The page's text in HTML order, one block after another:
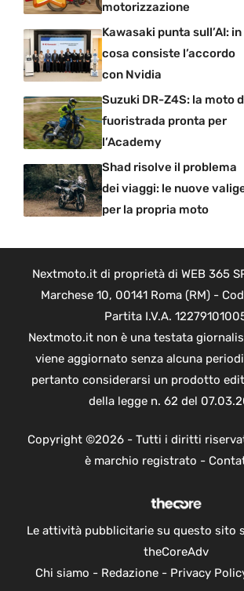
motorizzazione
Kawasaki punta sull’AI: in
cosa consiste l’accordo
con Nvidia
Suzuki DR-Z4S: la moto
fuoristrada pronta per
l’Academy
Shad risolve il problema
dei viaggi: le nuove
per la propria moto
Nextmoto.it di proprietà di WEB 365
Marchese 10, 00141 Roma (RM) -
Partita I.V.A.
Nextmoto.it non è una testata
viene aggiornato senza alcuna
pertanto considerarsi un prodotto
della legge n. 62 del
Copyright ©2026 - Tutti i diritti
è marchio registrato -
Le attività pubblicitarie su questo sito
theCoreAdv
Chi siamo - Redazione- Privacy